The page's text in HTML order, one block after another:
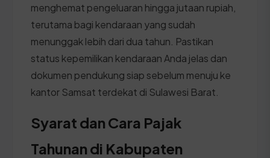
menghemat pengeluaran hingga jutaan rupiah,
terutama bagi kendaraan yang sudah
menunggak lebih dari dua tahun. Pastikan
status kepemilikan kendaraan Anda jelas dan
dokumen pendukung siap sebelum menuju ke
kantor Samsat terdekat di Sulawesi Barat.
Syarat dan Cara Pajak
Tahunan di Kabupaten